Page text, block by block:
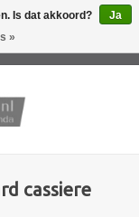
cassiere
Is dat akkoord?
Ja
»